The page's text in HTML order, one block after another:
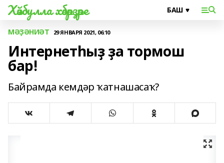
Хәйбулла хәбәрҙәре
МӘҘӘНИӘТ 29 ЯНВАРЯ 2021, 06:10
Интернетһыҙ ҙа тормош
бар!
Байрамда кемдәр ҡатнашасаҡ?